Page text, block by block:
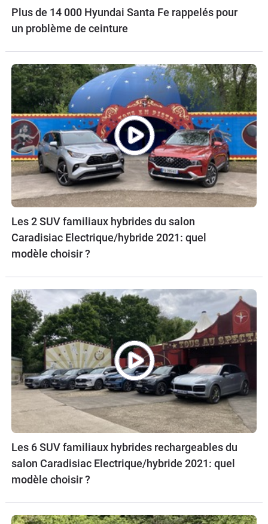
Plus de 14 000 Hyundai Santa Fe rappelés pour
un problème de ceinture
Les 2 SUV familiaux hybrides du salon
Caradisiac Electrique/hybride 2021: quel
modèle choisir ?
Les 6 SUV familiaux hybrides rechargeables du
salon Caradisiac Electrique/hybride 2021: quel
modèle choisir ?